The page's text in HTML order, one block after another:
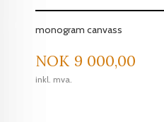
monogram canvass
Pris
NOK 9 000,00
inkl. mva.